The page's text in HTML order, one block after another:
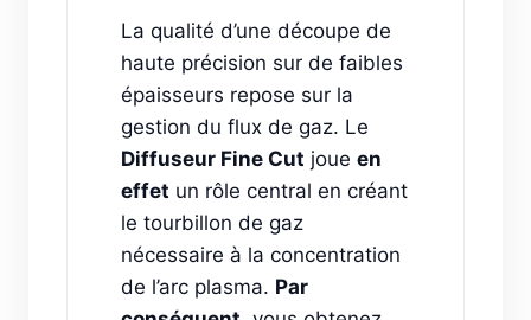
La qualité d’une découpe de
haute précision sur de faibles
épaisseurs repose sur la
gestion du flux de gaz. Le
Diffuseur Fine Cut joue en
effet un rôle central en créant
le tourbillon de gaz
nécessaire à la concentration
de l’arc plasma. Par